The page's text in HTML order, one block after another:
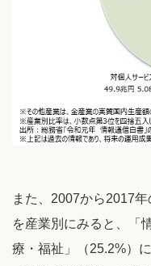
また、2007から2017
を産業別にみると、「
療・福祉」（25.2%）